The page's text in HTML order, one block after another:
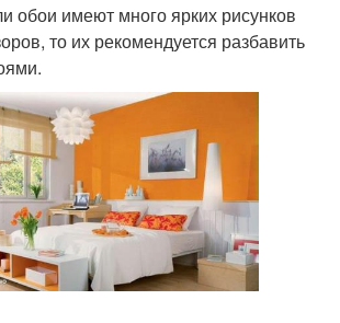
обои имеют много ярких рисунков
то их рекомендуется разбавить